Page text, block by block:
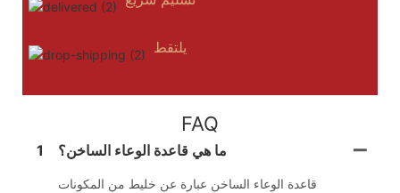
يلتقط
FAQ
1 ما هي قاعدة الوعاء الساخن؟
قاعدة الوعاء الساخن عبارة عن خليط من المكونات